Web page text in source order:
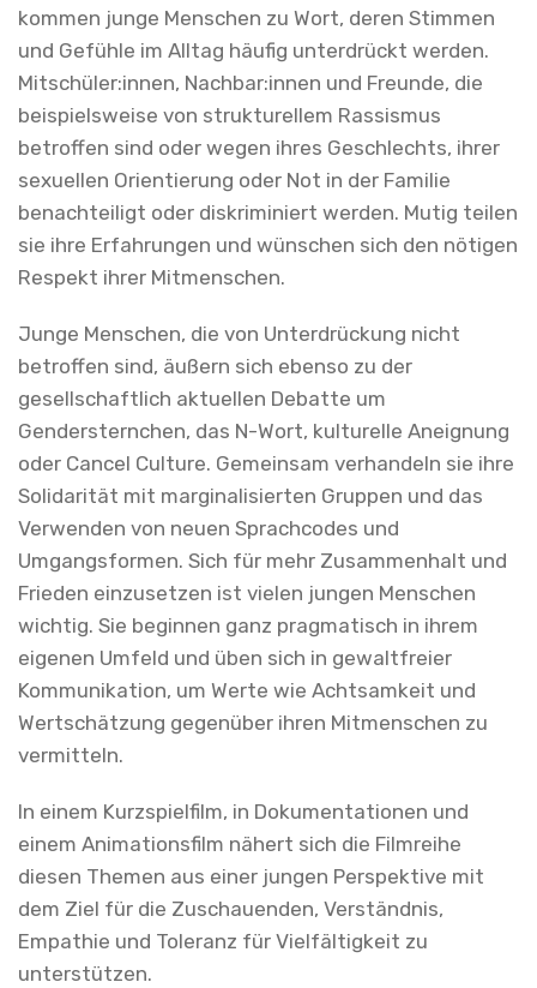
kommen junge Menschen zu Wort, deren Stimmen
und Gefühle im Alltag häufig unterdrückt werden.
Mitschüler:innen, Nachbar:innen und Freunde, die
beispielsweise von strukturellem Rassismus
betroffen sind oder wegen ihres Geschlechts, ihrer
sexuellen Orientierung oder Not in der Familie
benachteiligt oder diskriminiert werden. Mutig teilen
sie ihre Erfahrungen und wünschen sich den nötigen
Respekt ihrer Mitmenschen.
Junge Menschen, die von Unterdrückung nicht
betroffen sind, äußern sich ebenso zu der
gesellschaftlich aktuellen Debatte um
Gendersternchen, das N-Wort, kulturelle Aneignung
oder Cancel Culture. Gemeinsam verhandeln sie ihre
Solidarität mit marginalisierten Gruppen und das
Verwenden von neuen Sprachcodes und
Umgangsformen. Sich für mehr Zusammenhalt und
Frieden einzusetzen ist vielen jungen Menschen
wichtig. Sie beginnen ganz pragmatisch in ihrem
eigenen Umfeld und üben sich in gewaltfreier
Kommunikation, um Werte wie Achtsamkeit und
Wertschätzung gegenüber ihren Mitmenschen zu
vermitteln.
In einem Kurzspielfilm, in Dokumentationen und
einem Animationsfilm nähert sich die Filmreihe
diesen Themen aus einer jungen Perspektive mit
dem Ziel für die Zuschauenden, Verständnis,
Empathie und Toleranz für Vielfältigkeit zu
unterstützen.